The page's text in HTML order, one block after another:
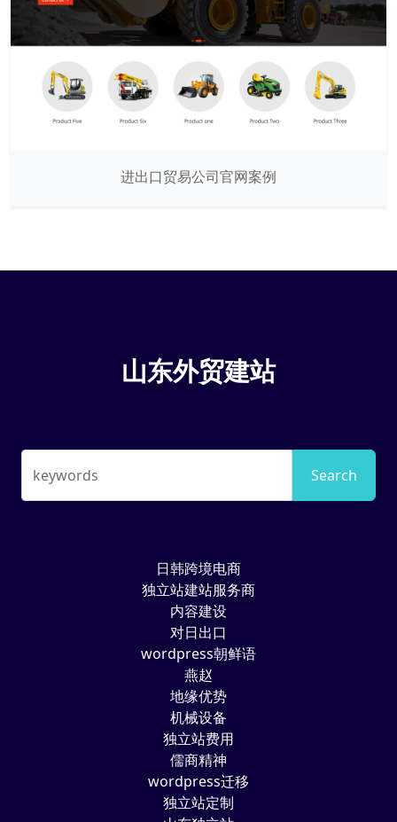
进出口贸易公司官网案例
山东外贸建站
keywords Search
日韩跨境电商
独立站建站服务商
内容建设
对日出口
wordpress朝鲜语
燕赵
地缘优势
机械设备
独立站费用
儒商精神
wordpress迁移
独立站定制